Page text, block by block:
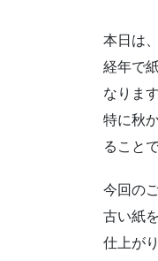
本日は
経年で
なります
特に秋
ること
今回の
古い紙
仕上が